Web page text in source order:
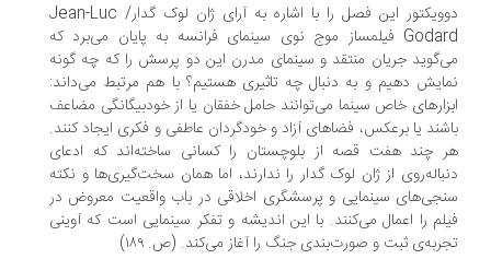
دوویکتور این فصل را با اشاره به آرای ژان لوک گدار/ Jean-Luc
Godard فیلمساز موج نوی سینمای فرانسه به پایان می‌برد که
جریان منتقد و سینمای مدرن این دو پرسش را که چه گونه
دهیم و به دنبال چه تاثیری هستیم؟ با هم مرتبط می‌داند:
خاص سینما می‌توانند حامل خفقان یا از خودبیگانگی مضاعف
یا برعکس، فضاهای آزاد و خودگردان عاطفی و فکری ایجاد کنند.
چند هفت قصه از بلوچستان را کسانی ساخته‌اند که ادعای
از ژان لوک گدار را ندارند، اما همان سخت‌گیری‌ها و نکته
سینمایی و پرسشگری اخلاقی در باب واقعیت معروض در
را اعمال می‌کنند. با این اندیشه و تفکر سینمایی است که آوینی
ثبت و صورت‌بندی جنگ را آغاز می‌کند. (ص. ۱۸۹)